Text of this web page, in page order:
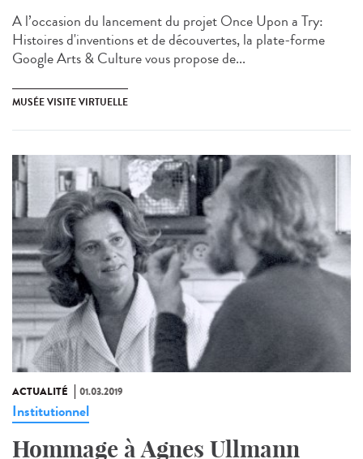
A l’occasion du lancement du projet Once Upon a Try:
Histoires d'inventions et de découvertes, la plate-forme
Google Arts & Culture vous propose de...
MUSÉE VISITE VIRTUELLE
ACTUALITÉ 01.03.2019
Institutionnel
Hommage à Agnes Ullmann